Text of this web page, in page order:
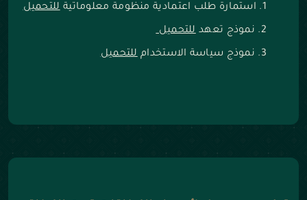
استمارة طلب اعتمادية منظومة معلوماتيةللتحميل
نموذج تعهدللتحميل
نموذج سياسة الاستخدامللتحميل